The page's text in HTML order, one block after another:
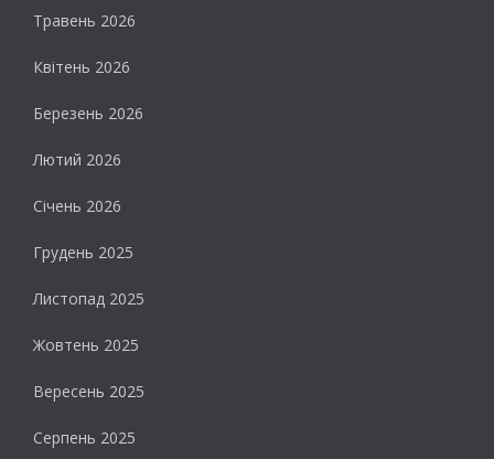
Травень 2026
Квітень 2026
Березень 2026
Лютий 2026
Січень 2026
Грудень 2025
Листопад 2025
Жовтень 2025
Вересень 2025
Серпень 2025